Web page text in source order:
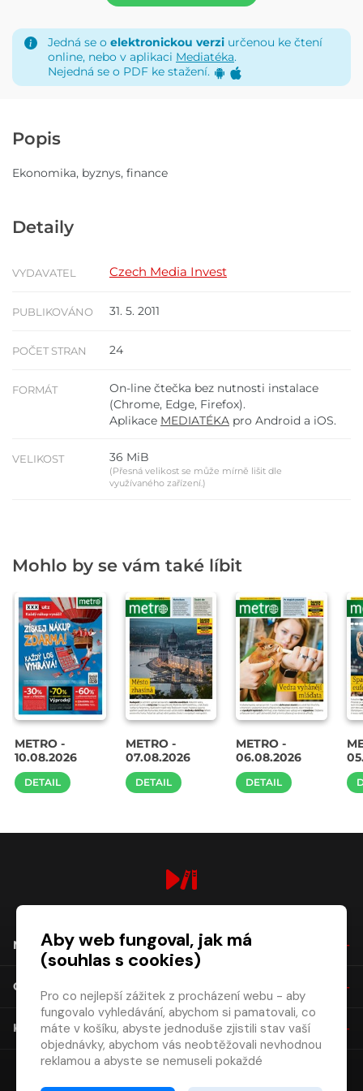
Jedná se o elektronickou verzi určenou ke čtení
online, nebo v aplikaci Mediatéka.
Nejedná se o PDF ke stažení.
Popis
Ekonomika, byznys, finance
Detaily
VYDAVATEL Czech Media Invest
PUBLIKOVÁNO 31. 5. 2011
POČET STRAN 24
FORMÁT
On-line čtečka bez nutnosti instalace
(Chrome, Edge, Firefox).
Aplikace MEDIATÉKA pro Android a iOS.
VELIKOST 36 MiB
(Přesná velikost se může mírně lišit dle
využívaného zařízení.)
Mohlo by se vám také líbit
METRO -
10.08.2026
DETAIL
METRO -
07.08.2026
DETAIL
METRO -
06.08.2026
DETAIL
NÁKUP
O SPOLEČNOSTI
KONTAKT
Aby web fungoval, jak má
(souhlas s cookies)
Pro co nejlepší zážitek z procházení webu - aby
fungovalo vyhledávání, abychom si pamatovali, co
máte v košíku, abyste jednoduše zjistili stav vaší
objednávky, abychom vás neobtěžovali nevhodnou
reklamou a abyste se nemuseli pokaždé